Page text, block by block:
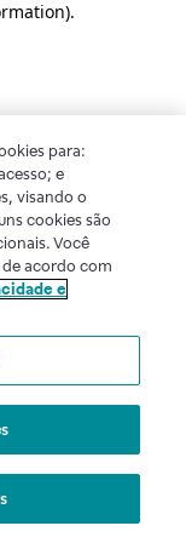
.
para:
e
visando o
cookies são
Você
acordo com
e